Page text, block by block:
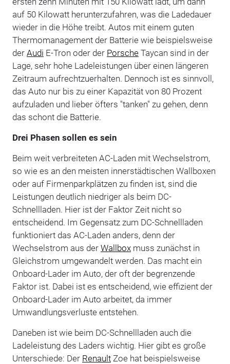
auf 50 Kilowatt herunterzufahren, was die Ladedauer
wieder in die Höhe treibt. Autos mit einem guten
Thermomanagement der Batterie wie beispielsweise
der Audi E-Tron oder der PorscheTaycan sind in der
Lage, sehr hohe Ladeleistungen über einen längeren
Zeitraum aufrechtzuerhalten. Dennoch ist es sinnvoll,
das Auto nur bis zu einer Kapazität von 80 Prozent
aufzuladen und lieber öfters "tanken" zu gehen, denn
das schont die Batterie.
Drei Phasen sollen es sein
Beim weit verbreiteten AC-Laden mit Wechselstrom,
so wie es an den meisten innerstädtischen Wallboxen
oder auf Firmenparkplätzen zu finden ist, sind die
Leistungen deutlich niedriger als beim DC-
Schnellladen. Hier ist der Faktor Zeit nicht so
entscheidend. Im Gegensatz zum DC-Schnellladen
funktioniert das AC-Laden anders, denn der
Wechselstrom aus der Wallboxmuss zunächst in
Gleichstrom umgewandelt werden. Das macht ein
Onboard-Lader im Auto, der oft der begrenzende
Faktor ist. Dabei ist es entscheidend, wie effizient der
Onboard-Lader im Auto arbeitet, da immer
Umwandlungsverluste entstehen.
Daneben ist wie beim DC-Schnellladen auch die
Ladeleistung des Laders wichtig. Hier gibt es große
Unterschiede: Der RenaultZoe hat beispielsweise